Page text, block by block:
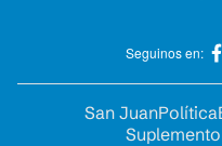
Seguinos en:
San JuanPolítica